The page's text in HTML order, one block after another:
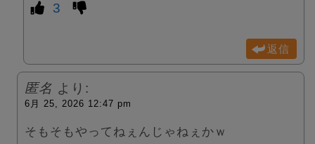
3
返信
匿名 より:
6月 25, 2026 12:47 pm
そもそもやってねぇんじゃねぇかｗ